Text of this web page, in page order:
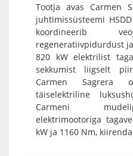
Tootja avas Carmen
juhtimissüsteemi
koordineerib
regeneratiivpidurdust
820 kW elektrilist
sekkumist liigselt
Carmen Sagrera
täiselektriline
Carmeni
elektrimootoriga
kW ja 1160 Nm,